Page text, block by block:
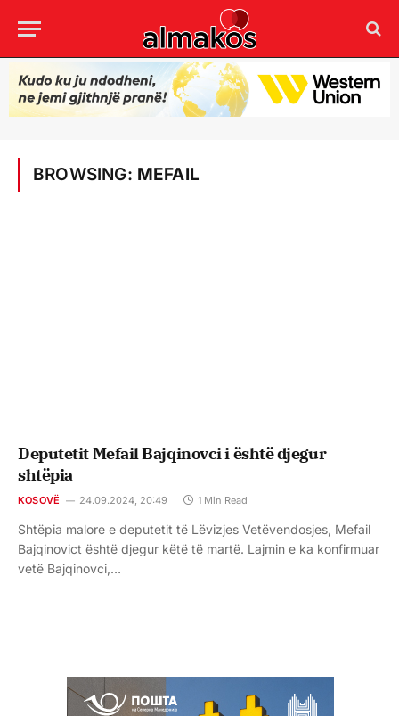
BROWSING: MEFAIL
Deputetit Mefail Bajqinovci i është djegur
shtëpia
KOSOVË 24.09.2024, 20:49 1 Min Read
Shtëpia malore e deputetit të Lëvizjes Vetëvendosjes, Mefail
Bajqinovict është djegur këtë të martë. Lajmin e ka konfirmuar
vetë Bajqinovci,…